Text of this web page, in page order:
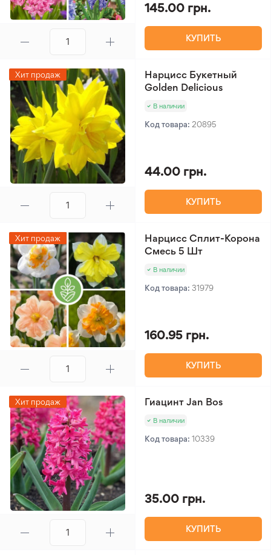
145.00 грн.
КУПИТЬ
Хит продаж
Нарцисс Букетный
Golden Delicious
В наличии
Код товара: 20895
44.00 грн.
КУПИТЬ
Хит продаж
Нарцисс Сплит-Корона
Смесь 5 Шт
В наличии
Код товара: 31979
160.95 грн.
КУПИТЬ
Хит продаж Гиацинт Jan Bos
В наличии
Код товара: 10339
35.00 грн.
КУПИТЬ